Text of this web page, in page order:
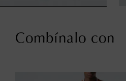
Combínalo con